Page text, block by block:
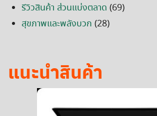
รีวิวสินค้า ส่วนแบ่งตลาด (69)
สุขภาพและพลังบวก (28)
แนะนำสินค้า